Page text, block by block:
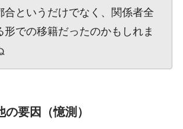
合というだけでなく、関係者全
形での移籍だったのかもしれま
要因（憶測）